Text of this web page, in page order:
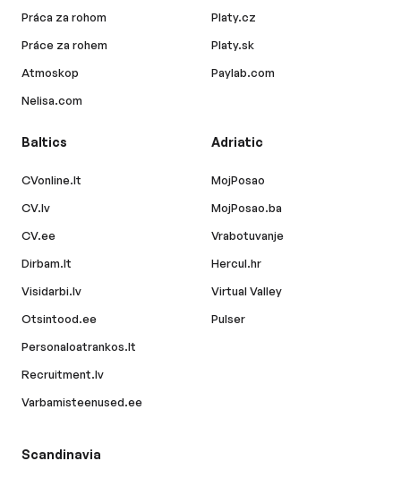
Práca za rohom
Práce za rohem
Atmoskop
Nelisa.com
Platy.cz
Platy.sk
Paylab.com
Baltics
CVonline.lt
CV.lv
CV.ee
Dirbam.lt
Visidarbi.lv
Otsintood.ee
Personaloatrankos.lt
Recruitment.lv
Varbamisteenused.ee
Adriatic
MojPosao
MojPosao.ba
Vrabotuvanje
Hercul.hr
Virtual Valley
Pulser
Scandinavia